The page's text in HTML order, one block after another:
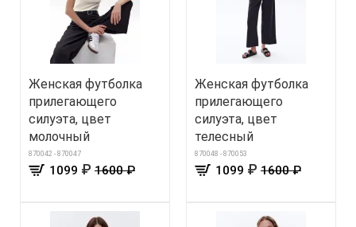
Женская футболка
прилегающего
силуэта, цвет
молочный
870042 - 870047
1099 ₽ 1600 ₽
Женская футболка
прилегающего
силуэта, цвет
телесный
870048 - 870053
1099 ₽ 1600 ₽